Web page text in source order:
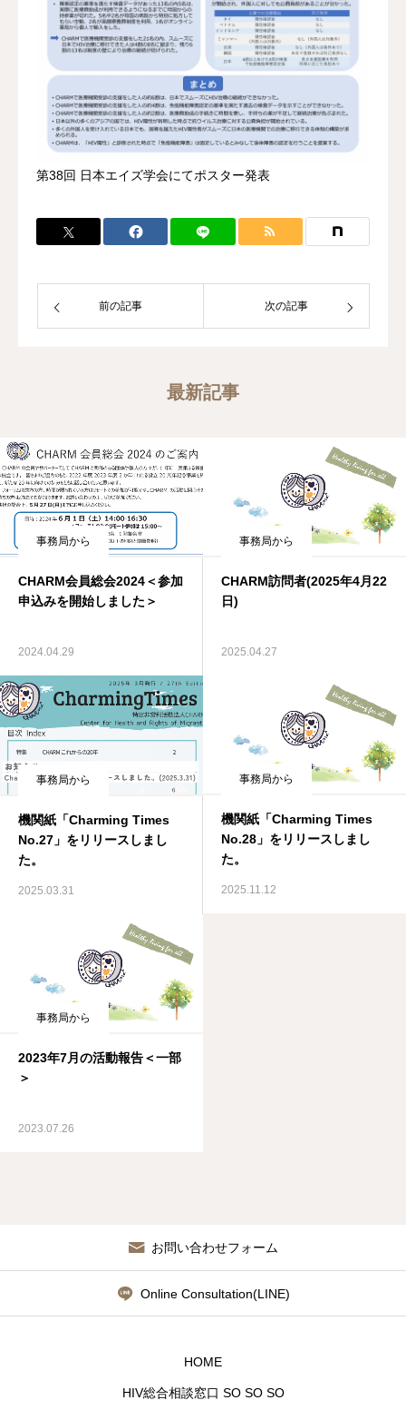
第38回 日本エイズ学会にてポスター発表
前の記事 次の記事
最新記事
事務局から
CHARM会員総会2024＜参加
申込みを開始しました＞
2024.04.29
事務局から
CHARM訪問者(2025年4月22
日)
2025.04.27
事務局から
機関紙「Charming Times
No.27」をリリースしまし
た。
2025.03.31
事務局から
機関紙「Charming Times
No.28」をリリースしまし
た。
2025.11.12
事務局から
2023年7月の活動報告＜一部
＞
2023.07.26
お問い合わせフォーム
Online Consultation(LINE)
HOME
HIV総合相談窓口 SO SO SO